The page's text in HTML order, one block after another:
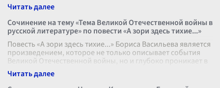
Сочинение на тему «Тема Великой Отечественной войны в
русской литературе» по повести «А зори здесь тихие...»
Повесть «А зори здесь тихие...» Бориса Васильева является
произведением, которое не только описывает события
Великой Отечественной войны, но и глубоко проникает в
души своих героин